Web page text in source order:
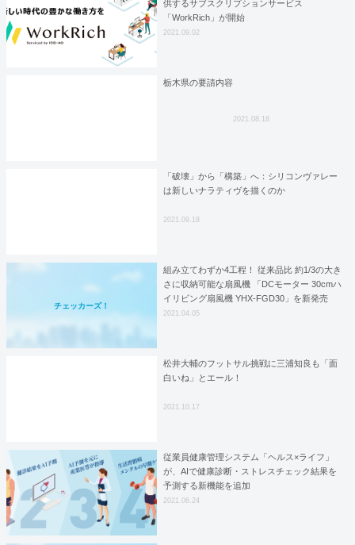
供するサブスクリプションサービス
「WorkRich」が開始
2021.09.02
栃木県の要請内容
2021.08.18
「破壊」から「構築」へ：シリコンヴァレー
は新しいナラティヴを描くのか
2021.09.18
チェッカーズ！
組み立てわずか4工程！ 従来品比 約1/3の大き
さに収納可能な扇風機 「DCモーター 30cmハ
イリビング扇風機 YHX-FGD30」を新発売
2021.04.05
松井大輔のフットサル挑戦に三浦知良も「面
白いね」とエール！
2021.10.17
従業員健康管理システム「ヘルス×ライフ」
が、AIで健康診断・ストレスチェック結果を
予測する新機能を追加
2021.06.24